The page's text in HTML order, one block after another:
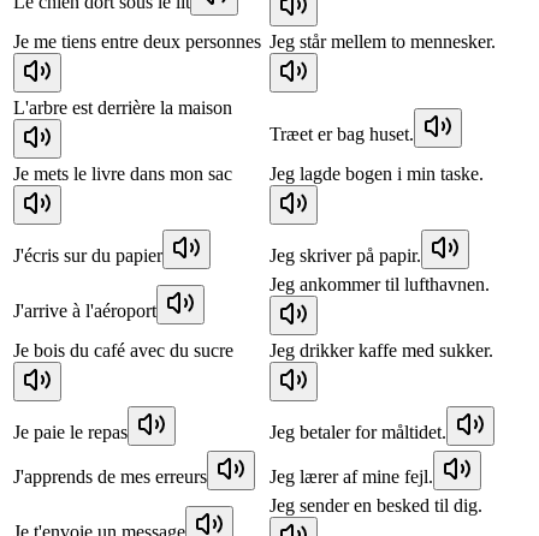
Je me tiens entre deux personnes Jeg står mellem to mennesker.
L'arbre est derrière la maison
Træet er bag huset.
Je mets le livre dans mon sac
Jeg lagde bogen i min taske.
J'écris sur du papier Jeg skriver på papir.
J'arrive à l'aéroport
Jeg ankommer til lufthavnen.
Je bois du café avec du sucre Jeg drikker kaffe med sukker.
Je paie le repas Jeg betaler for måltidet.
J'apprends de mes erreurs Jeg lærer af mine fejl.
Je t'envoie un message
Jeg sender en besked til dig.